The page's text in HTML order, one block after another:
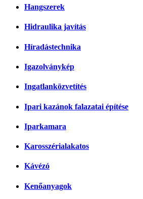
Hangszerek
Hidraulika javítás
Híradástechnika
Igazolványkép
Ingatlanközvetítés
Ipari kazánok falazatai építése
Iparkamara
Karosszérialakatos
Kávézó
Kenőanyagok